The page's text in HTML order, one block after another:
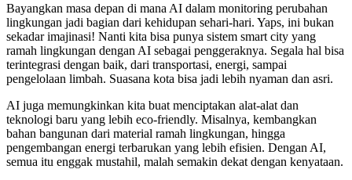
Bayangkan masa depan di mana AI dalam monitoring perubahan
lingkungan jadi bagian dari kehidupan sehari-hari. Yaps, ini bukan
sekadar imajinasi! Nanti kita bisa punya sistem smart city yang
ramah lingkungan dengan AI sebagai penggeraknya. Segala hal bisa
terintegrasi dengan baik, dari transportasi, energi, sampai
pengelolaan limbah. Suasana kota bisa jadi lebih nyaman dan asri.
AI juga memungkinkan kita buat menciptakan alat-alat dan
teknologi baru yang lebih eco-friendly. Misalnya, kembangkan
bahan bangunan dari material ramah lingkungan, hingga
pengembangan energi terbarukan yang lebih efisien. Dengan AI,
semua itu enggak mustahil, malah semakin dekat dengan kenyataan.